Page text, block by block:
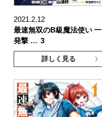
2021.2.12
最速無双のB級魔法使い 一
発撃 … 3
詳しく見る